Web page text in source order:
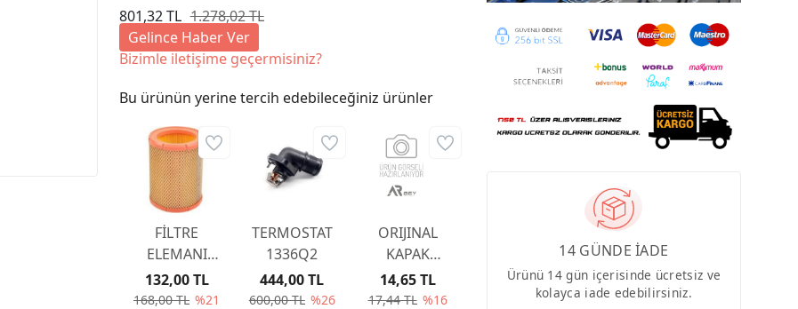
801,32 TL 1.278,02 TL
Gelince Haber Ver
Bizimle iletişime geçermisiniz?
Bu ürünün yerine tercih edebileceğiniz ürünler
FİLTRE
ELEMANI
1444ST
168,00 TL %21
132,00 TL
TERMOSTAT
1336Q2
600,00 TL %26
444,00 TL
ORIJINAL
KAPAK
1608834980
17,44 TL %16
14,65 TL
14 GÜNDE İADE
Ürünü 14 gün içerisinde ücretsiz ve
kolayca iade edebilirsiniz.